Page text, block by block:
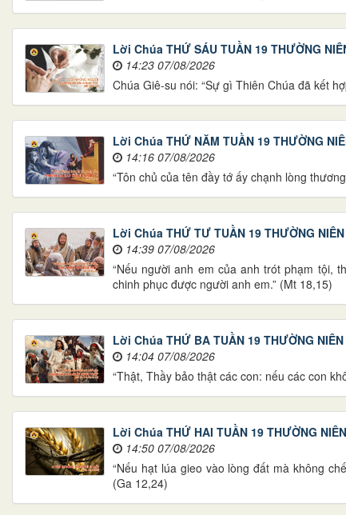
Lời Chúa THỨ SÁU TUẦN 19 THƯỜNG
14:23 07/08/2026
Chúa Giê-su nói: “Sự gì Thiên Chúa đã kết
Lời Chúa THỨ NĂM TUẦN 19 THƯỜNG
14:16 07/08/2026
“Tôn chủ của tên đầy tớ ấy chạnh lòng
Lời Chúa THỨ TƯ TUẦN 19 THƯỜNG NIÊN
14:39 07/08/2026
“Nếu người anh em của anh trót phạm tội,
chinh phục được người anh em.” (Mt 18,15)
Lời Chúa THỨ BA TUẦN 19 THƯỜNG NIÊN
14:04 07/08/2026
“Thật, Thầy bảo thật các con: nếu các con
Lời Chúa THỨ HAI TUẦN 19 THƯỜNG NIÊN
14:50 07/08/2026
“Nếu hạt lúa gieo vào lòng đất mà không
(Ga 12,24)